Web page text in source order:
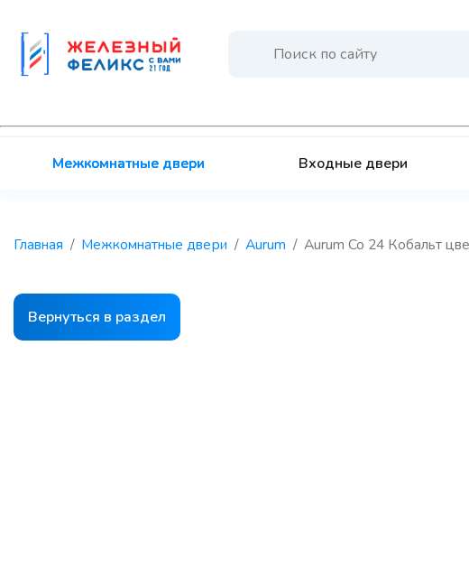
Межкомнатные двери Входные двери
Главная Межкомнатные двери Aurum Aurum Co 24 Кобальт
Вернуться в раздел